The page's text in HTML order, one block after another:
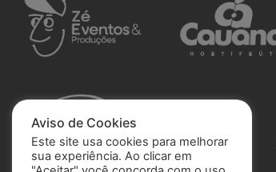
Aviso de Cookies
Este site usa cookies para melhorar
sua experiência. Ao clicar em